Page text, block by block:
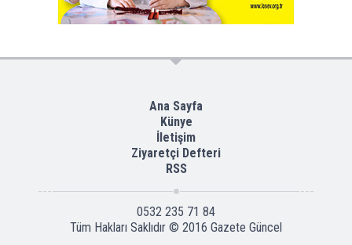
Ana Sayfa
Künye
İletişim
Ziyaretçi Defteri
RSS
0532 235 71 84
Tüm Hakları Saklıdır © 2016 Gazete Güncel